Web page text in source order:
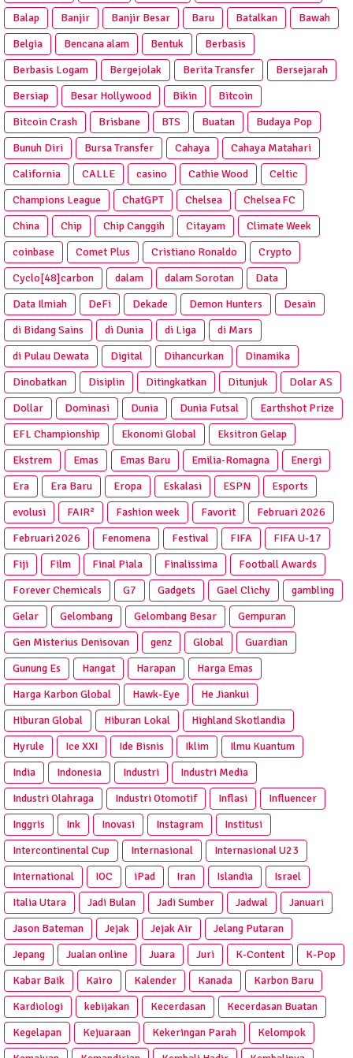
Balap
Banjir Banjir Besar Baru Batalkan
Bawah
Belgia
Bencana alam Bentuk
Berbasis
Berbasis Logam
Bergejolak Berita Transfer
Bersejarah
Bersiap
Besar Hollywood Bikin
Bitcoin
Bitcoin Crash
Brisbane BTS Buatan
Budaya Pop
Bunuh Diri
Bursa Transfer Cahaya
Cahaya Matahari
California
CALLE casino Cathie Wood
Celtic
Champions League
ChatGPT Chelsea
Chelsea FC
China
Chip Chip Canggih Citayam
Climate Week
coinbase
Comet Plus Cristiano Ronaldo
Crypto
Cyclo[48]carbon
dalam dalam Sorotan
Data
Data Ilmiah
DeFi Dekade Demon Hunters
Desain
di Bidang Sains
di Dunia di Liga
di Mars
di Pulau Dewata
Digital Dihancurkan
Dinamika
Dinobatkan
Disiplin Ditingkatkan Ditunjuk
Dolar AS
Dollar
Dominasi Dunia Dunia Futsal
Earthshot Prize
EFL Championship
Ekonomi Global
Eksitron Gelap
Ekstrem
Emas Emas Baru Emilia-Romagna
Energi
Era
Era Baru Eropa Eskalasi ESPN
Esports
evolusi
FAIR² Fashion week Favorit
Februari 2026
Februari 2026
Fenomena Festival FIFA
FIFA U-17
Fiji
Film Final Piala Finalissima
Football Awards
Forever Chemicals
G7 Gadgets Gael Clichy
gambling
Gelar
Gelombang Gelombang Besar
Gempuran
Gen Misterius Denisovan
genz Global
Guardian
Gunung Es
Hangat Harapan
Harga Emas
Harga Karbon Global
Hawk-Eye
He Jiankui
Hiburan Global
Hiburan Lokal
Highland Skotlandia
Hyrule
Ice XXI Ide Bisnis Iklim
Ilmu Kuantum
India
Indonesia Industri
Industri Media
Industri Olahraga
Industri Otomotif Inflasi
Influencer
Inggris
Ink Inovasi Instagram
Institusi
Intercontinental Cup
Internasional
Internasional U23
International
IOC iPad Iran Islandia
Israel
Italia Utara
Jadi Bulan Jadi Sumber Jadwal
Januari
Jason Bateman
Jejak Jejak Air
Jelang Putaran
Jepang
Jualan online Juara Juri K-Content
K-Pop
Kabar Baik
Kairo Kalender Kanada
Karbon Baru
Kardiologi
kebijakan Kecerdasan
Kecerdasan Buatan
Kegelapan
Kejuaraan Kekeringan Parah
Kelompok